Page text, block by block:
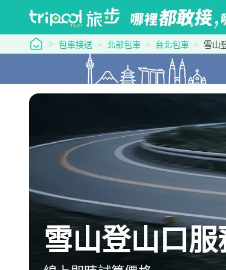
tripool 旅步
包車接送 北部包車 台北包車 雪山
雪山登山口